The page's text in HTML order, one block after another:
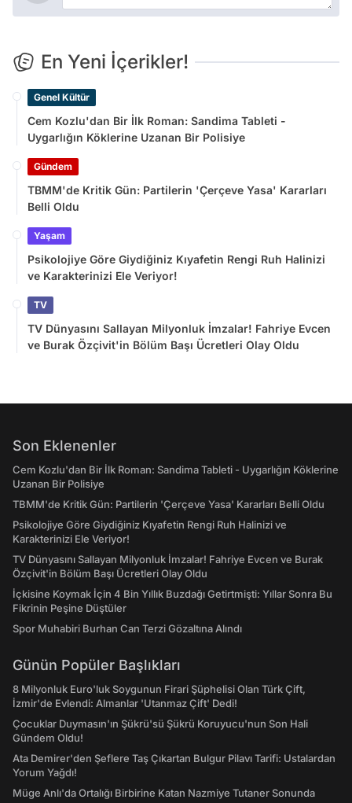
En Yeni İçerikler!
Genel Kültür
Cem Kozlu'dan Bir İlk Roman: Sandima Tableti -
Uygarlığın Köklerine Uzanan Bir Polisiye
Gündem
TBMM'de Kritik Gün: Partilerin 'Çerçeve Yasa' Kararları
Belli Oldu
Yaşam
Psikolojiye Göre Giydiğiniz Kıyafetin Rengi Ruh Halinizi
ve Karakterinizi Ele Veriyor!
TV
TV Dünyasını Sallayan Milyonluk İmzalar! Fahriye Evcen
ve Burak Özçivit'in Bölüm Başı Ücretleri Olay Oldu
Son Eklenenler
Cem Kozlu'dan Bir İlk Roman: Sandima Tableti - Uygarlığın Köklerine
Uzanan Bir Polisiye
TBMM'de Kritik Gün: Partilerin 'Çerçeve Yasa' Kararları Belli Oldu
Psikolojiye Göre Giydiğiniz Kıyafetin Rengi Ruh Halinizi ve
Karakterinizi Ele Veriyor!
TV Dünyasını Sallayan Milyonluk İmzalar! Fahriye Evcen ve Burak
Özçivit'in Bölüm Başı Ücretleri Olay Oldu
İçkisine Koymak İçin 4 Bin Yıllık Buzdağı Getirtmişti: Yıllar Sonra Bu
Fikrinin Peşine Düştüler
Spor Muhabiri Burhan Can Terzi Gözaltına Alındı
Günün Popüler Başlıkları
8 Milyonluk Euro'luk Soygunun Firari Şüphelisi Olan Türk Çift,
İzmir'de Evlendi: Almanlar 'Utanmaz Çift' Dedi!
Çocuklar Duymasın'ın Şükrü'sü Şükrü Koruyucu'nun Son Hali
Gündem Oldu!
Ata Demirer'den Şeflere Taş Çıkartan Bulgur Pilavı Tarifi: Ustalardan
Yorum Yağdı!
Müge Anlı'da Ortalığı Birbirine Katan Nazmiye Tutaner Sonunda